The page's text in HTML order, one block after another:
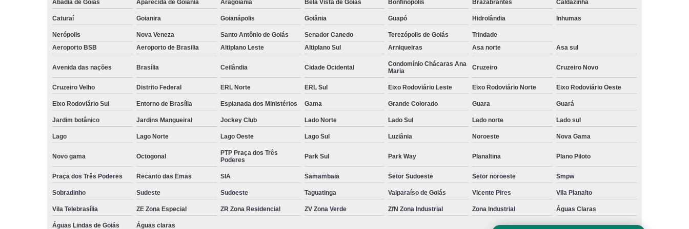
Gerenciamento e Execução de Obras
Gerenciamento e Implementação de Obras
Gerenciamento e Planejamento de Obras
Gerenciamento Obras Comerciais
Planejamento e Gerenciamento de Obras
Gestão de Obras em Goiânia
Gestão de Obras na Construção Civil
Gestão de Obras Profissional
Gestão de Projetos em Obras Civis
Gestão e Gerenciamento de Obras
Neuroarquitetura Comercial
Neuroarquitetura Corporativa
Neuroarquitetura em Brasília
Neuroarquitetura em Goiânia
Neuroarquitetura em Hospitais
Neuroarquitetura Iluminação
Abadia de Goiás Aparecida de Goiânia Aragoiânia Bela Vista de Goiás Bonfinópolis Brazabrantes Caldazinha
Caturaí Goianira Goianápolis Goiânia Guapó Hidrolândia Inhumas
Nerópolis Nova Veneza Santo Antônio de Goiás Senador Canedo Terezópolis de Goiás
Trindade
Aeroporto BSB
Aeroporto de Brasilia Altiplano Leste Altiplano Sul Arniqueiras Asa norte Asa sul
Avenida das nações Brasília Ceilândia Cidade Ocidental
Condomínio Chácaras Ana
Maria
Cruzeiro Cruzeiro Novo
Cruzeiro Velho Distrito Federal ERL Norte ERL Sul Eixo Rodoviário Leste Eixo Rodoviário Norte Eixo Rodoviário Oeste
Eixo Rodoviário Sul Entorno de Brasília Esplanada dos Ministérios Gama Grande Colorado Guara Guará
Jardim botânico Jardins Mangueiral Jockey Club Lado Norte Lado Sul Lado norte Lado sul
Lago Lago Norte Lago Oeste Lago Sul Luziânia Noroeste Nova Gama
Novo gama Octogonal
PTP Praça dos Três
Poderes
Park Sul Park Way Planaltina Plano Piloto
Praça dos Três Poderes Recanto das Emas SIA Samambaia Setor Sudoeste Setor noroeste Smpw
Sobradinho Sudeste Sudoeste Taguatinga Valparaíso de Goiás Vicente Pires Vila Planalto
Vila Telebrasília ZE Zona Especial ZR Zona Residencial ZV Zona Verde ZfN Zona Industrial Zona Industrial Águas Claras
Águas Lindas de Goiás Águas claras